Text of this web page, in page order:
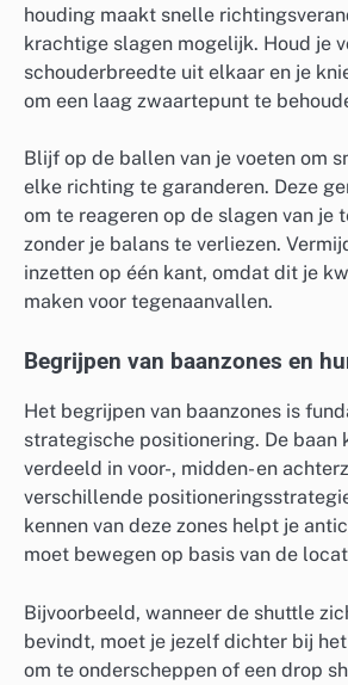
houding maakt snelle
krachtige slagen mogelijk. Houd je
schouderbreedte uit elkaar en je
om een laag zwaartepunt te
Blijf op de ballen van je voeten om
elke richting te garanderen. Deze
om te reageren op de slagen van je
zonder je balans te verliezen.
inzetten op één kant, omdat dit je
maken voor tegenaanvallen.
Begrijpen van baanzones en
Het begrijpen van baanzones is
strategische positionering. De baan
verdeeld in voor-, midden- en
verschillende
kennen van deze zones helpt je
moet bewegen op basis van de
Bijvoorbeeld, wanneer de shuttle
bevindt, moet je jezelf dichter bij
om te onderscheppen of een drop